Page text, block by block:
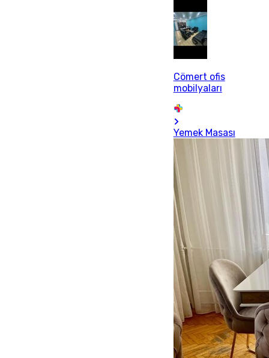
Cömert ofis
mobilyaları
Yemek Masası